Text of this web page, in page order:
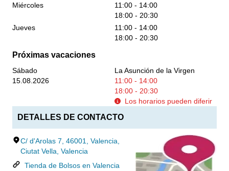
Miércoles
11:00 - 14:00
18:00 - 20:30
Jueves
11:00 - 14:00
18:00 - 20:30
Próximas vacaciones
Sábado
La Asunción de la Virgen
15.08.2026
11:00 - 14:00
18:00 - 20:30
Los horarios pueden diferir
DETALLES DE CONTACTO
C/ d'Arolas 7, 46001, Valencia,
Ciutat Vella, Valencia
Tienda de Bolsos en Valencia